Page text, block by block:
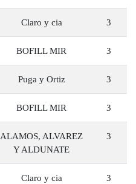
Claro y cia 3
BOFILL MIR 3
Puga y Ortiz 3
BOFILL MIR 3
ALAMOS, ALVAREZ
Y ALDUNATE
3
Claro y cia 3